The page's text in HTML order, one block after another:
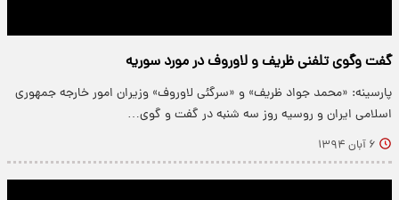
گفت وگوی تلفنی ظریف و لاوروف در مورد سوریه
پارسینه: «محمد جواد ظریف» و «سرگئی لاوروف» وزیران امور خارجه جمهوری
اسلامی ایران و روسیه روز سه شنبه در گفت و گوی…
۶ آبان ۱۳۹۴